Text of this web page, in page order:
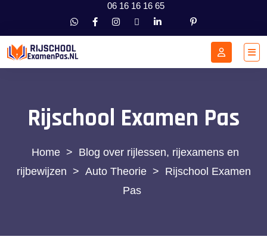
06 16 16 16 65
Rijschool Examen Pas
> Blog over rijlessen, rijexamens en
rijbewijzen > Auto Theorie > Rijschool Examen
Pas